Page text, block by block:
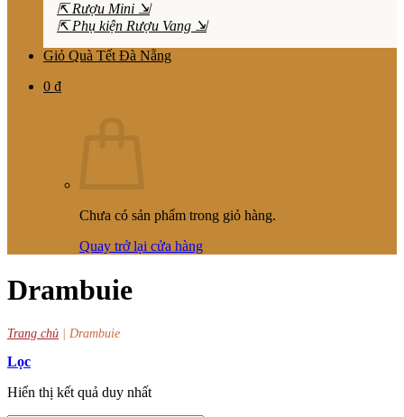
⇱ Rượu Mini ⇲
⇱ Phụ kiện Rượu Vang ⇲
Giỏ Quà Tết Đà Nẵng
0 ₫
Chưa có sản phẩm trong giỏ hàng.
Quay trở lại cửa hàng
Drambuie
Trang chủ Drambuie
Lọc
Hiển thị kết quả duy nhất